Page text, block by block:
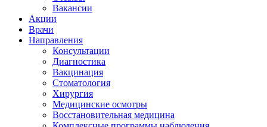
Вакансии
Акции
Врачи
Направления
Консультации
Диагностика
Вакцинация
Стоматология
Хирургия
Медицинские осмотры
Восстановительная медицина